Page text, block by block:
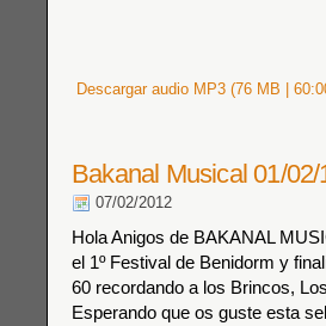
Descargar audio MP3 (76 MB |
Bakanal Musical 01/02/
07/02/2012
Hola Anigos de BAKANAL
el 1º Festival de Benidorm y
60 recordando a los Brincos,
Esperando que os guste esta